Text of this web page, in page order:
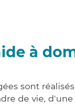
à
sont
de vie,